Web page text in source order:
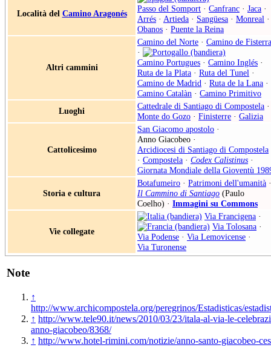
Località del Camino Aragonés Passo del Somport · Canfranc · Jaca ·
Arrés · Artieda · Sangüesa · Monreal ·
Obanos · Puente la Reina
Altri cammini
Camino del Norte · Camino de Fisterra
·
Camino Portugues · Camino Inglés ·
Ruta de la Plata · Ruta del Tunel ·
Camino de Madrid · Ruta de la Lana ·
Camino Catalàn · Camino Primitivo
Luoghi
Cattedrale di Santiago di Compostela ·
Monte do Gozo · Finisterre · Galizia
Cattolicesimo
San Giacomo apostolo ·
Anno Giacobeo ·
Arcidiocesi di Santiago di Compostela
· Compostela · Codex Calistinus ·
Giornata Mondiale della Gioventù
Storia e cultura
Botafumeiro · Patrimoni dell'umanità ·
Il Cammino di Santiago (Paulo
Coelho) · Immagini su Commons
Vie collegate
Via Francigena ·
Via Tolosana ·
Via Podense · Via Lemovicense ·
Via Turonense
Note
↑
http://www.archicompostela.org/peregrinos/Estadisticas/
↑ http://www.tele90.it/news/2010/03/23/itala-al-via-le-
anno-giacobeo/8368/
↑ http://www.hotel-rimini.com/notizie/anno-santo-giacobeo-